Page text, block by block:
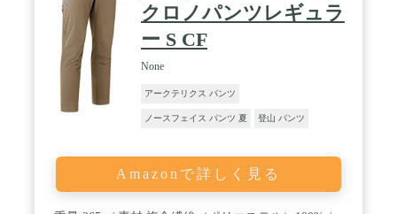
クロノパンツレギュラ
ー S CF
None
アークテリクス パンツ
ノースフェイス パンツ 夏 登山 パンツ
Amazonで詳しく見る